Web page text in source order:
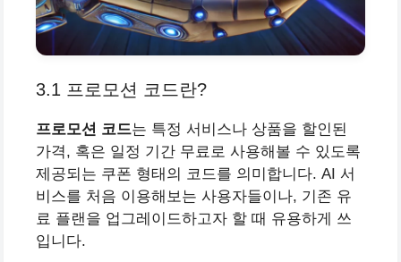
3.1 프로모션 코드란?
프로모션 코드는 특정 서비스나 상품을 할인된
가격, 혹은 일정 기간 무료로 사용해볼 수 있도록
제공되는 쿠폰 형태의 코드를 의미합니다. AI 서
비스를 처음 이용해보는 사용자들이나, 기존 유
료 플랜을 업그레이드하고자 할 때 유용하게 쓰
입니다.